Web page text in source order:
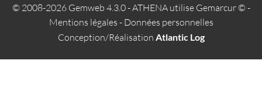
© 2008-2026 Gemweb 4.3.0- ATHENA utilise Gemarcur ©-
Mentions légales - Données personnelles
Conception/Réalisation Atlantic Log